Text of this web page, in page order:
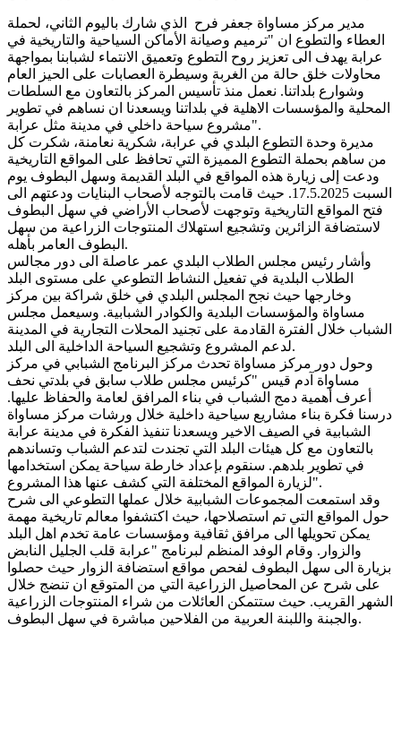
مدير مركز مساواة جعفر فرح الذي شارك باليوم الثاني، لحملة
العطاء والتطوع ان "ترميم وصيانة الأماكن السياحية والتاريخية في
عرابة يهدف الى تعزيز روح التطوع وتعميق الانتماء لشبابنا بمواجهة
محاولات خلق حالة من الغربة وسيطرة العصابات على الحيز العام
وشوارع بلداتنا. نعمل منذ تأسيس المركز بالتعاون مع السلطات
المحلية والمؤسسات الاهلية في بلداتنا ويسعدنا ان نساهم في تطوير
مشروع سياحة داخلي في مدينة مثل عرابة".
مديرة وحدة التطوع البلدي في عرابة، شكرية نعامنة، شكرت كل
من ساهم بحملة التطوع المميزة التي تحافظ على المواقع التاريخية
ودعت إلى زيارة هذه المواقع في البلد القديمة وسهل البطوف يوم
السبت 17.5.2025. حيث قامت بالتوجه لأصحاب البنايات ودعتهم الى
فتح المواقع التاريخية وتوجهت لأصحاب الأراضي في سهل البطوف
لاستضافة الزائرين وتشجيع استهلاك المنتوجات الزراعية من سهل
البطوف العامر بأهله.
وأشار رئيس مجلس الطلاب البلدي عمر عاصلة الى دور مجالس
الطلاب البلدية في تفعيل النشاط التطوعي على مستوى البلد
وخارجها حيث نجح المجلس البلدي في خلق شراكة بين مركز
مساواة والمؤسسات البلدية والكوادر الشبابية. وسيعمل مجلس
الشباب خلال الفترة القادمة على تجنيد المحلات التجارية في المدينة
لدعم المشروع وتشجيع السياحة الداخلية الى البلد.
وحول دور مركز مساواة تحدث مركز البرنامج الشبابي في مركز
مساواة آدم قيس "كرئيس مجلس طلاب سابق في بلدتي نحف
أعرف أهمية دمج الشباب في بناء المرافق لعامة والحفاظ عليها.
درسنا فكرة بناء مشاريع سياحية داخلية خلال ورشات مركز مساواة
الشبابية في الصيف الاخير ويسعدنا تنفيذ الفكرة في مدينة عرابة
بالتعاون مع كل هيئات البلد التي تجندت لتدعم الشباب وتساندهم
في تطوير بلدهم. سنقوم بإعداد خارطة سياحة يمكن استخدامها
لزيارة المواقع المختلفة التي كشف عنها هذا المشروع".
وقد استمعت المجموعات الشبابية خلال عملها التطوعي الى شرح
حول المواقع التي تم استصلاحها، حيث اكتشفوا معالم تاريخية مهمة
يمكن تحويلها الى مرافق ثقافية ومؤسسات عامة تخدم اهل البلد
والزوار. وقام الوفد المنظم لبرنامج "عرابة قلب الجليل النابض
بزيارة الى سهل البطوف لفحص مواقع استضافة الزوار حيث حصلوا
على شرح عن المحاصيل الزراعية التي من المتوقع ان تنضج خلال
الشهر القريب. حيث ستتمكن العائلات من شراء المنتوجات الزراعية
والجبنة واللبنة العربية من الفلاحين مباشرة في سهل البطوف.